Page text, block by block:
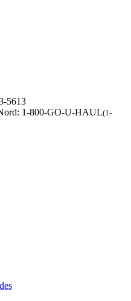
5613
1-800-GO-U-HAUL(1-